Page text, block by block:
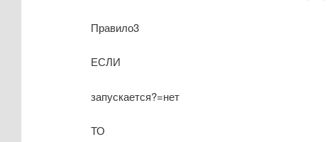
Правило3
ЕСЛИ
запускается?=нет
ТО